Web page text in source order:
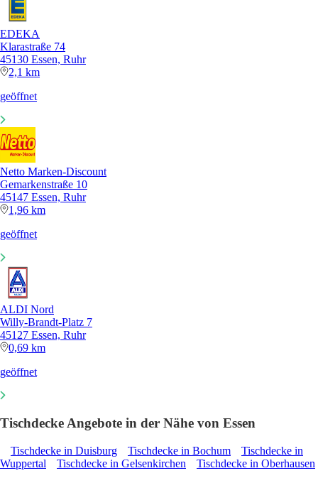
EDEKA
Klarastraße 74
45130 Essen, Ruhr
2,1 km
geöffnet
Netto Marken-Discount
Gemarkenstraße 10
45147 Essen, Ruhr
1,96 km
geöffnet
ALDI Nord
Willy-Brandt-Platz 7
45127 Essen, Ruhr
0,69 km
geöffnet
Tischdecke Angebote in der Nähe von Essen
Tischdecke in Duisburg Tischdecke in Bochum
Tischdecke in
Wuppertal
Tischdecke in Gelsenkirchen Tischdecke in Oberhausen